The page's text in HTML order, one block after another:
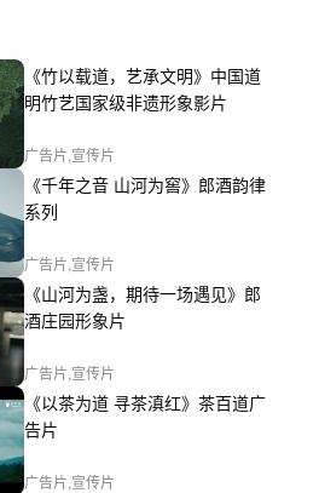
《竹以载道，艺承文明》中国道
明竹艺国家级非遗形象影片
广告片,宣传片
《千年之音 山河为窖》郎酒韵律
系列
广告片,宣传片
《山河为盏，期待一场遇见》郎
酒庄园形象片
广告片,宣传片
《以茶为道 寻茶滇红》茶百道广
告片
广告片,宣传片